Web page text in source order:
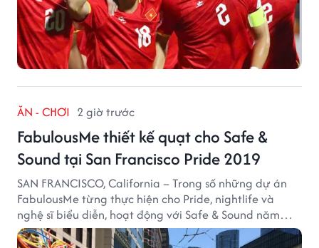
ĂN - CHƠI 2 giờ trước
FabulousMe thiết kế quạt cho Safe &
Sound tại San Francisco Pride 2019
SAN FRANCISCO, California – Trong số những dự án
FabulousMe từng thực hiện cho Pride, nightlife và
nghệ sĩ biểu diễn, hoạt động với Safe & Sound năm
2019 mang một bối cảnh khác biệt. Safe & Sound là tổ